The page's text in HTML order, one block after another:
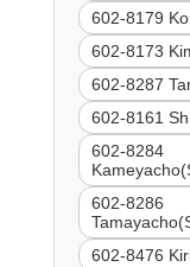
602-8179
602-8173
602-8287
602-8161
602-8284
602-8286
602-8476